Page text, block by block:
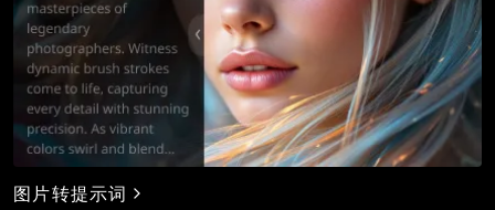
图片转提示词